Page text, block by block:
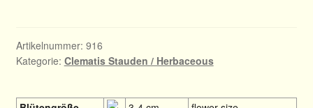
Artikelnummer: 916
Kategorie: Clematis Stauden / Herbaceous